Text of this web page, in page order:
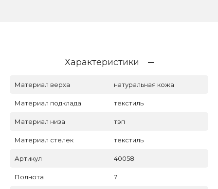
Характеристики
Материал верха натуральная кожа
Материал подклада текстиль
Материал низа тэп
Материал стелек текстиль
Артикул 40058
Полнота 7